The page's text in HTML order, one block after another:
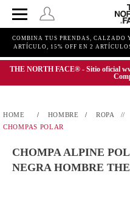
COMBINA TUS PRENDAS, CALZADO
ARTÍCULO, 15% OFF EN 2
THE NORTH FACE® - Sitio oficial
HOMBRE
ROPA
CHOMPAS POLAR
CHOMPA ALPINE
NEGRA HOMBRE